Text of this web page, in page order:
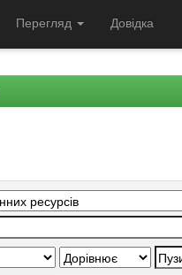
Перегляд Довідка